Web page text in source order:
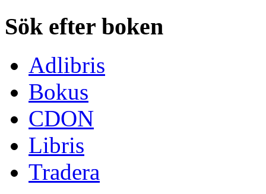
Sök efter boken
Adlibris
Bokus
CDON
Libris
Tradera